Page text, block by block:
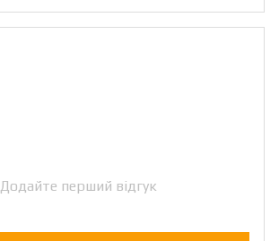
Додайте перший відгук